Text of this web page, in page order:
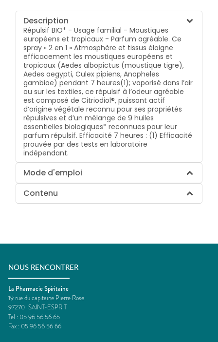
Description
Répulsif BIO* - Usage familial - Moustiques
européens et tropicaux - Parfum agréable. Ce
spray « 2 en 1 » Atmosphère et tissus éloigne
efficacement les moustiques européens et
tropicaux (Aedes albopictus (moustique tigre),
Aedes aegypti, Culex pipiens, Anopheles
gambiae) pendant 7 heures(1); vaporisé dans l’air
ou sur les textiles, ce répulsif à l’odeur agréable
est composé de Citriodiol®, puissant actif
d’origine végétale reconnu pour ses propriétés
répulsives et d’un mélange de 9 huiles
essentielles biologiques* reconnues pour leur
parfum répulsif. Efficacité 7 heures : (1) Efficacité
prouvée par des tests en laboratoire
indépendant.
Mode d'emploi
Contenu
NOUS RENCONTRER
La Pharmacie Spiritaine
19 rue du capitaine Pierre Rose
97270 SAINT-ESPRIT
Tel : 05 96 56 56 65
Fax : 05 96 56 56 66